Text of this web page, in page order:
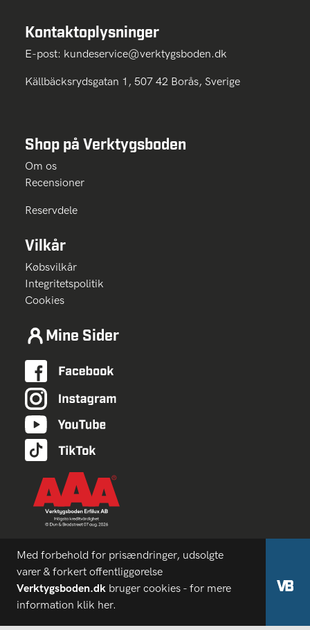
Kontaktoplysninger
E-post: kundeservice@verktygsboden.dk
Källbäcksrydsgatan 1, 507 42 Borås, Sverige
Shop på Verktygsboden
Om os
Recensioner
Reservdele
Vilkår
Købsvilkår
Integritetspolitik
Cookies
Mine Sider
Med forbehold for prisændringer, udsolgte
varer & forkert offentliggørelse
Verktygsboden.dk bruger cookies - for mere
information klik her.